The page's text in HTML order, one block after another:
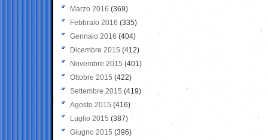
Marzo 2016 (369)
Febbraio 2016 (335)
Gennaio 2016 (404)
Dicembre 2015 (412)
Novembre 2015 (401)
Ottobre 2015 (422)
Settembre 2015 (419)
Agosto 2015 (416)
Luglio 2015 (387)
Giugno 2015 (396)